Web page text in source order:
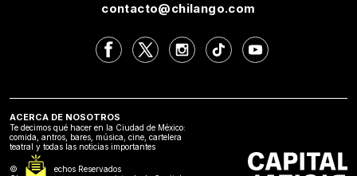
contacto@chilango.com
ACERCA DE NOSOTROS
Te decimos qué hacer en la Ciudad de México:
comida, antros, bares, música, cine, cartelera
teatral y todas las noticias importantes
©2024 Derechos Reservados